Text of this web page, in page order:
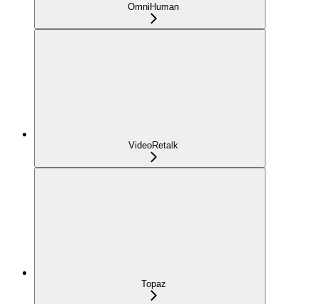
OmniHuman
VideoRetalk
Topaz